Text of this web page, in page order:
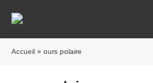
Accueil » ours polaire